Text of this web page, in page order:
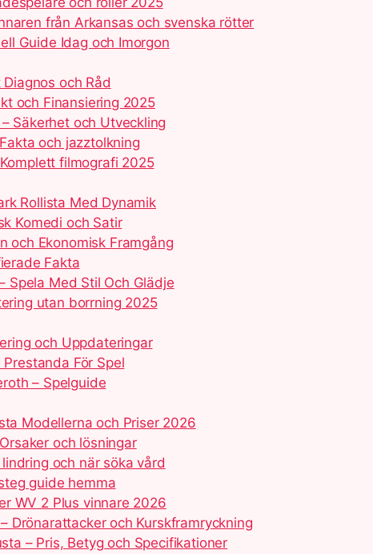
från Arkansas och svenska rötter
Guide Idag och Imorgon
och Råd
och Finansiering 2025
Säkerhet och Utveckling
och jazztolkning
filmografi 2025
Rollista Med Dynamik
Komedi och Satir
och Ekonomisk Framgång
Fakta
Spela Med Stil Och Glädje
utan borrning 2025
och Uppdateringar
För Spel
– Spelguide
Modellerna och Priser 2026
och lösningar
och när söka vård
guide hemma
WV 2 Plus vinnare 2026
Drönarattacker och Kurskframryckning
– Pris, Betyg och Specifikationer